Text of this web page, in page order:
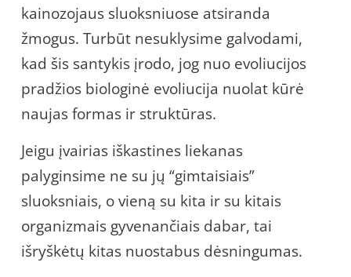
kainozojaus sluoksniuose atsiranda
žmogus. Turbūt nesuklysime galvodami,
kad šis santykis įrodo, jog nuo evoliucijos
pradžios biologinė evoliucija nuolat kūrė
naujas formas ir struktūras.
Jeigu įvairias iškastines liekanas
palyginsime ne su jų “gimtaisiais”
sluoksniais, o vieną su kita ir su kitais
organizmais gyvenančiais dabar, tai
išryškėtų kitas nuostabus dėsningumas.